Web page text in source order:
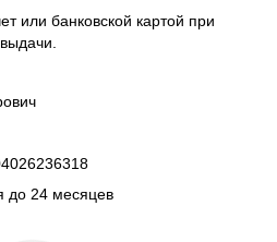
или банковской картой при
до 24 месяцев